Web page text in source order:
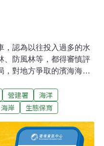
，認為以往投入過多的水
、防風林等，都得審慎評
，對地方爭取的濱海海
深具影響。 營建署希望未
者專家組成的「永續海
，翻轉了紅樹林百益無害
、影響水流、河床增高等
營建署
海洋
海岸 生態保育